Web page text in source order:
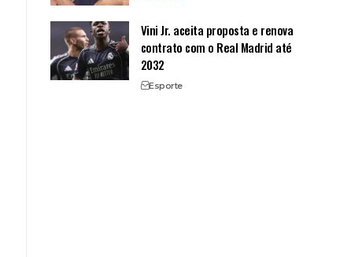
Vini Jr. aceita proposta e renova
contrato com o Real Madrid até
2032
Esporte